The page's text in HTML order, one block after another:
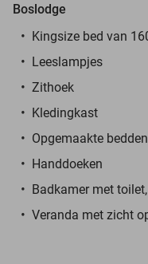
Boslodge
Kingsize bed van
Leeslampjes
Zithoek
Kledingkast
Opgemaakte bedden
Handdoeken
Badkamer met
Veranda met zicht